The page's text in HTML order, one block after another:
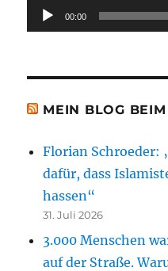
00:00
MEIN BLOG BEIM
Florian Schroeder:
dafür, dass
hassen“
31. Juli 2026
3.000 Menschen
auf der Straße.